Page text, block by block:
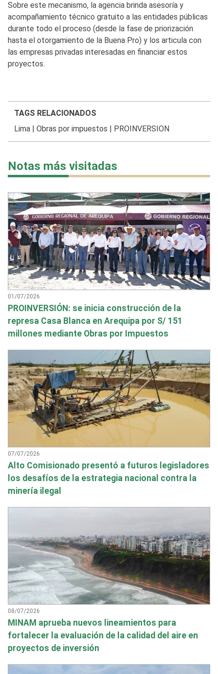
Sobre este mecanismo, la agencia brinda asesoría y
acompañamiento técnico gratuito a las entidades públicas
durante todo el proceso (desde la fase de priorización
hasta el otorgamiento de la Buena Pro) y los articula con
las empresas privadas interesadas en financiar estos
proyectos.
TAGS RELACIONADOS
Lima| Obras por impuestos PROINVERSION
Notas más visitadas
01/07/2026
PROINVERSIÓN: se inicia construcción de la
represa Casa Blanca en Arequipa por S/ 151
millones mediante Obras por Impuestos
07/07/2026
Alto Comisionado presentó a futuros legisladores
los desafíos de la estrategia nacional contra la
minería ilegal
08/07/2026
MINAM aprueba nuevos lineamientos para
fortalecer la evaluación de la calidad del aire en
proyectos de inversión